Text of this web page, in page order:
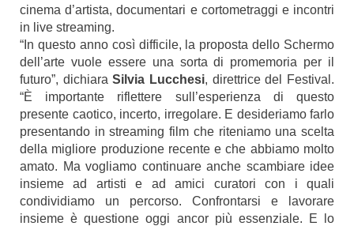
cinema d’artista, documentari e cortometraggi e incontri
in live streaming.
“In questo anno così difficile, la proposta dello Schermo
dell’arte vuole essere una sorta di promemoria per il
futuro”, dichiaraSilvia Lucchesi, direttrice del Festival.
“È importante riflettere sull’esperienza di questo
presente caotico, incerto, irregolare. E desideriamo farlo
presentando in streaming film che riteniamo una scelta
della migliore produzione recente e che abbiamo molto
amato. Ma vogliamo continuare anche scambiare idee
insieme ad artisti e ad amici curatori con i quali
condividiamo un percorso. Confrontarsi e lavorare
insieme è questione oggi ancor più essenziale. E lo